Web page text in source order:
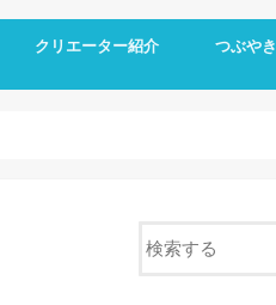
クリエーター紹介 つぶやき